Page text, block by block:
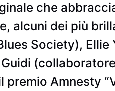
che
alcuni dei più
Society),
Amnesty